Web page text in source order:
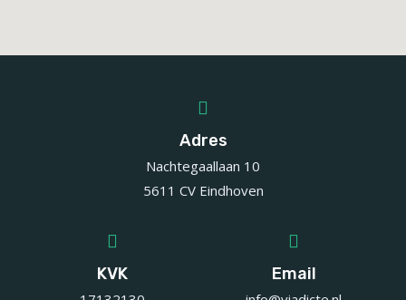
Adres
Nachtegaallaan 10
5611 CV Eindhoven
KVK Email